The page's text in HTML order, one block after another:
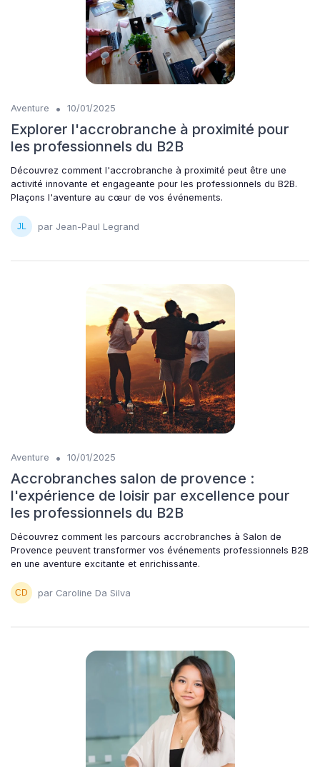
Aventure • 10/01/2025
Explorer l'accrobranche à proximité pour
les professionnels du B2B
Découvrez comment l'accrobranche à proximité peut être une
activité innovante et engageante pour les professionnels du B2B.
Plaçons l'aventure au cœur de vos événements.
par Jean-Paul Legrand
Aventure • 10/01/2025
Accrobranches salon de provence :
l'expérience de loisir par excellence pour
les professionnels du B2B
Découvrez comment les parcours accrobranches à Salon de
Provence peuvent transformer vos événements professionnels B2B
en une aventure excitante et enrichissante.
par Caroline Da Silva